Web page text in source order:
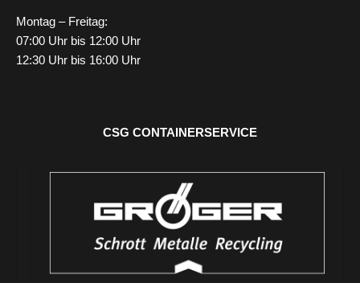
Montag – Freitag:
07:00 Uhr bis 12:00 Uhr
12:30 Uhr bis 16:00 Uhr
CSG CONTAINERSERVICE